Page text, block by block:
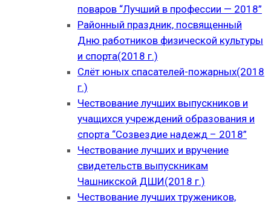
поваров “Лучший в профессии — 2018”
Районный праздник, посвященный
Дню работников физической культуры
и спорта(2018 г.)
Слёт юных спасателей-пожарных(2018
г.)
Чествование лучших выпускников и
учащихся учреждений образования и
спорта “Созвездие надежд – 2018”
Чествование лучших и вручение
свидетельств выпускникам
Чашникской ДШИ(2018 г.)
Чествование лучших тружеников,